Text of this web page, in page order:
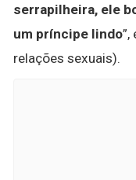
serrapilheira, ele
um príncipe lindo”,
relações sexuais).